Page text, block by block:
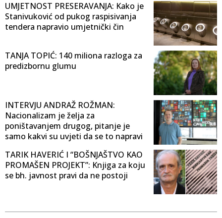
UMJETNOST PRESERAVANJA: Kako je
Stanivuković od pukog raspisivanja
tendera napravio umjetnički čin
TANJA TOPIĆ: 140 miliona razloga za
predizbornu glumu
INTERVJU ANDRAŽ ROŽMAN:
Nacionalizam je želja za
poništavanjem drugog, pitanje je
samo kakvi su uvjeti da se to napravi
TARIK HAVERIĆ I “BOŠNJAŠTVO KAO
PROMAŠEN PROJEKT”: Knjiga za koju
se bh. javnost pravi da ne postoji